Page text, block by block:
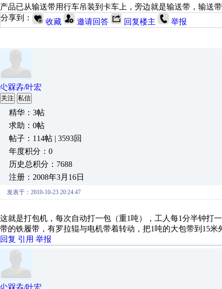
产品已从输送带用行车吊装到卡车上，旁边就是输送带，输送
分享到：
收藏 邀请回答 回复楼主 举报
尐槑孨/叶宏
关注 私信
精华：3帖
求助：0帖
帖子：114帖 | 3593回
年度积分：0
历史总积分：7688
注册：2008年3月16日
发表于：2010-10-23 20:24:47
这就是打包机，每次自动打一包（重1吨），工人每1分半钟打
带的铁履带，有罗拉辊与电机带着转动，把1吨的大包带到15米
回复 引用 举报
尐槑孨/叶宏